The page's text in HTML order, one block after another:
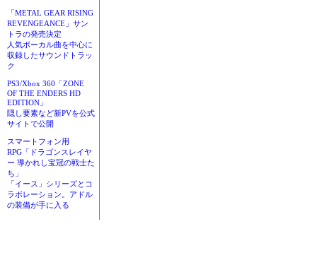
「METAL GEAR RISING
REVENGEANCE」サン
トラの発売決定
人気ボーカル曲を中心に
収録したサウンドトラッ
ク
PS3/Xbox 360「ZONE
OF THE ENDERS HD
EDITION」
隠し要素など新PVを公式
サイトで公開
スマートフォン用
RPG「ドラゴンスレイヤ
ー 導かれし宝冠の戦士た
ち」
「イース」シリーズとコ
ラボレーション。アドル
の装備が手に入る